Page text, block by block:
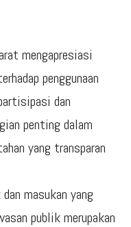
mengapresiasi
penggunaan
dan
penting dalam
yang transparan
masukan yang
publik merupakan